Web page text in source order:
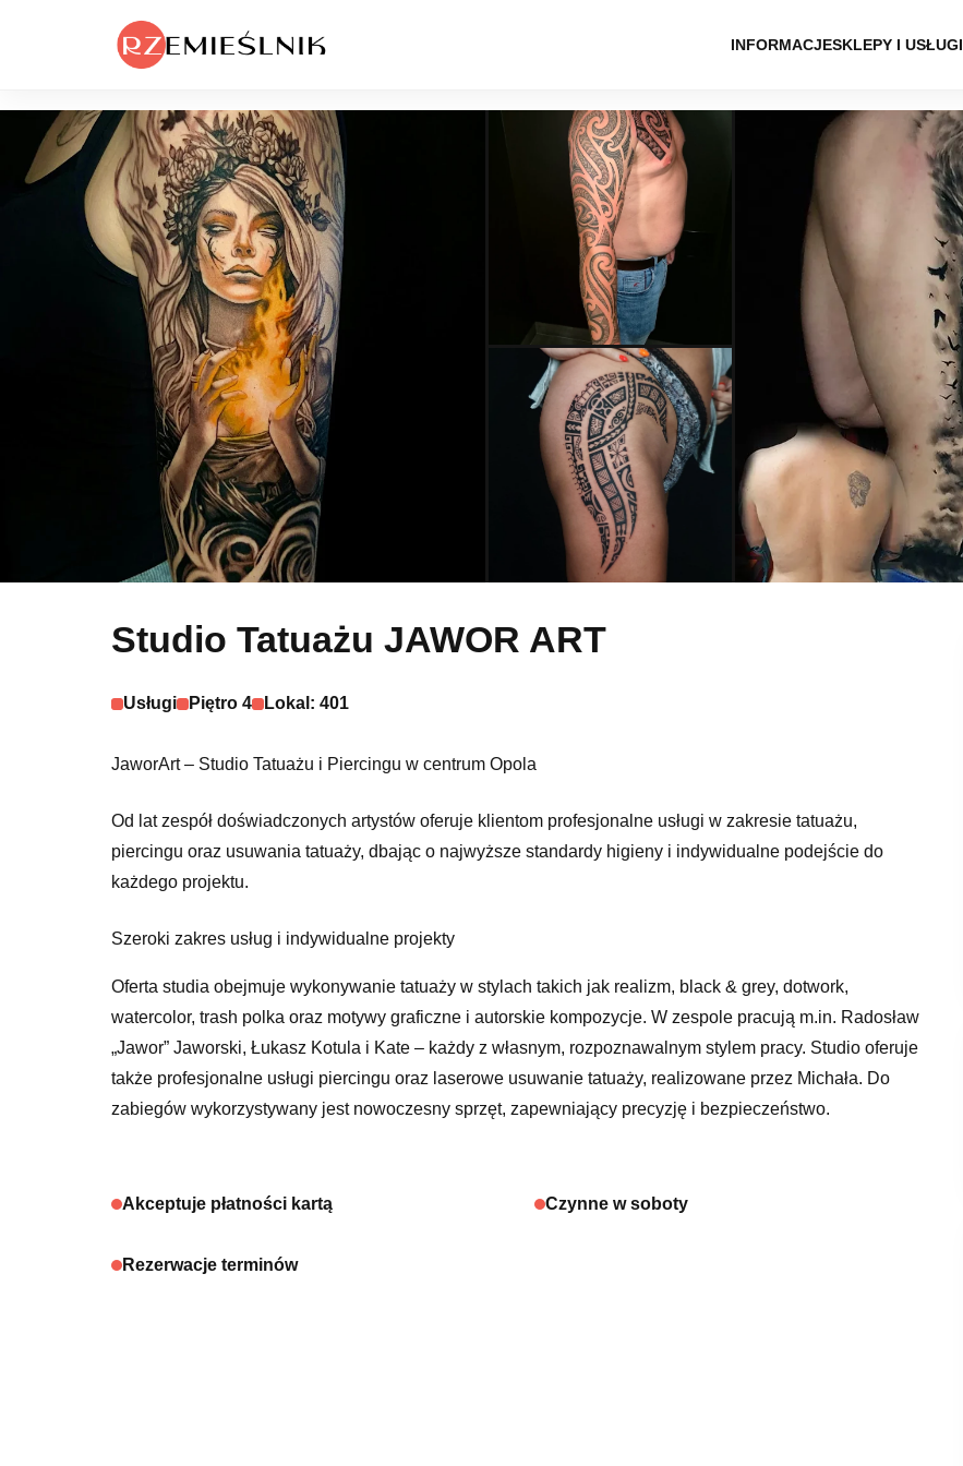
INFORMACJESKLEPY I USŁUGI
Studio Tatuażu JAWOR ART
Usługi Piętro 4 Lokal: 401
JaworArt – Studio Tatuażu i Piercingu w centrum Opola
Od lat zespół doświadczonych artystów oferuje klientom profesjonalne usługi w zakresie tatuażu,
piercingu oraz usuwania tatuaży, dbając o najwyższe standardy higieny i indywidualne podejście do
każdego projektu.
Szeroki zakres usług i indywidualne projekty
Oferta studia obejmuje wykonywanie tatuaży w stylach takich jak realizm, black & grey, dotwork,
watercolor, trash polka oraz motywy graficzne i autorskie kompozycje. W zespole pracują m.in. Radosław
„Jawor” Jaworski, Łukasz Kotula i Kate – każdy z własnym, rozpoznawalnym stylem pracy. Studio oferuje
także profesjonalne usługi piercingu oraz laserowe usuwanie tatuaży, realizowane przez Michała. Do
zabiegów wykorzystywany jest nowoczesny sprzęt, zapewniający precyzję i bezpieczeństwo.
Akceptuje płatności kartą Czynne w soboty
Rezerwacje terminów